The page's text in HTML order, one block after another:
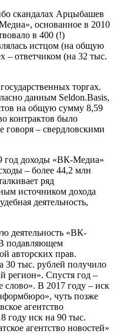
скандалах Арцыбашев
основанное в 2010
в 400 (!)
истцом (на общую
– ответчиком (на 32 тыс.
торгах.
данным Seldon.Basis,
на общую сумму 8,59
контрактов было
– свердловскими
доходы «ВК-Медиа»
– более 44,2 млн
ряд
источником дохода
деятельность,
деятельность «ВК-
подавляющем
авторских прав.
30 тыс. рублей получило
регион». Спустя год –
слово». В 2017 году – иск
чуть позже
агентство
году иск на 90 тыс.
агентство новостей»